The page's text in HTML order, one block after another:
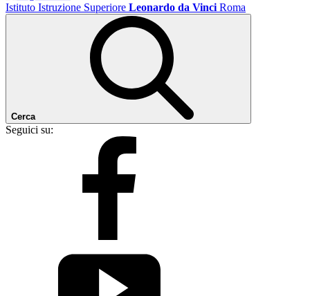
Istituto Istruzione Superiore Leonardo da Vinci Roma
Cerca
Seguici su: